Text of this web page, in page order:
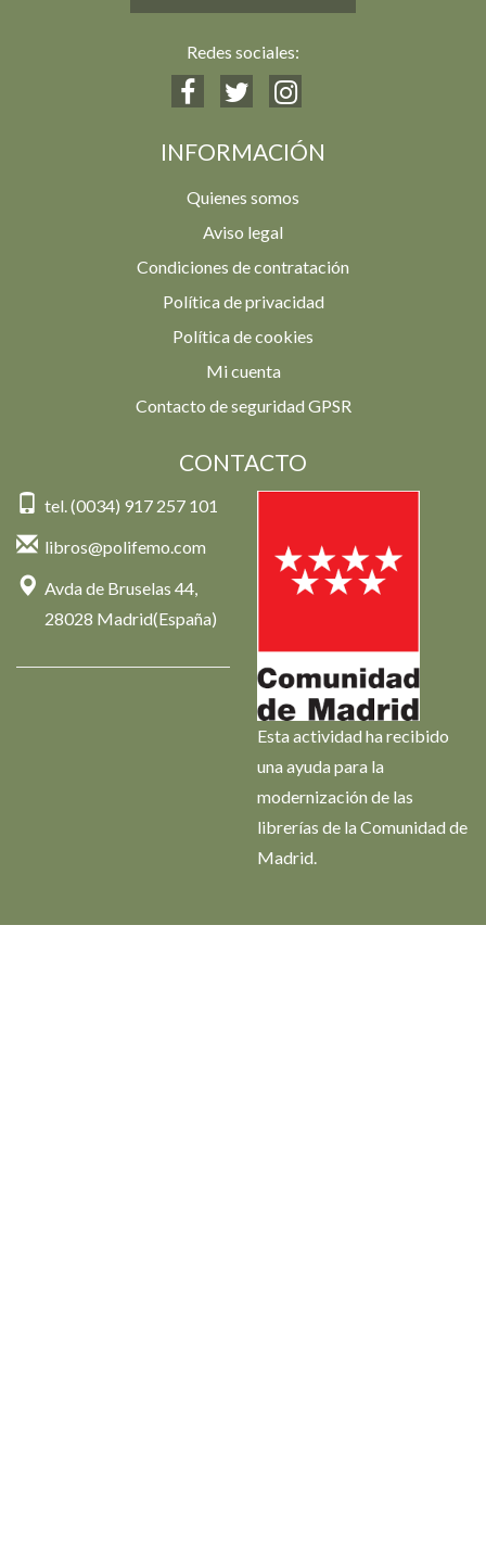
Redes sociales:
INFORMACIÓN
Quienes somos
Aviso legal
Condiciones de contratación
Política de privacidad
Política de cookies
Mi cuenta
Contacto de seguridad GPSR
CONTACTO
tel. (0034) 917 257 101
libros@polifemo.com
Avda de Bruselas 44,
28028 Madrid(España)
Esta actividad ha recibido
una ayuda para la
modernización de las
librerías de la Comunidad de
Madrid.